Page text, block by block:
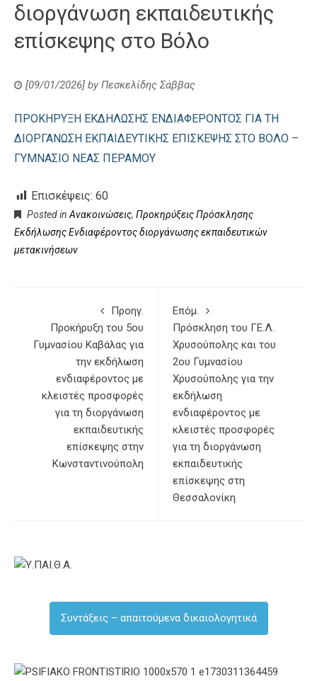
διοργάνωση εκπαιδευτικής
επίσκεψης στο Βόλο
[09/01/2026] by Πεσκελίδης Σάββας
ΠΡΟΚΗΡΥΞΗ ΕΚΔΗΛΩΣΗΣ ΕΝΔΙΑΦΕΡΟΝΤΟΣ ΓΙΑ ΤΗ
ΔΙΟΡΓΑΝΩΣΗ ΕΚΠΑΙΔΕΥΤΙΚΗΣ ΕΠΙΣΚΕΨΗΣ ΣΤΟ ΒΟΛΟ –
ΓΥΜΝΑΣΙΟ ΝΕΑΣ ΠΕΡΑΜΟΥ
Επισκέψεις: 60
Posted inΑνακοινώσεις, Προκηρύξεις Πρόσκλησης
Εκδήλωσης Ενδιαφέροντος διοργάνωσης εκπαιδευτικών
μετακινήσεων
Προηγ.
Προκήρυξη του 5ου
Γυμνασίου Καβάλας για
την εκδήλωση
ενδιαφέροντος με
κλειστές προσφορές
για τη διοργάνωση
εκπαιδευτικής
επίσκεψης στην
Κωνσταντινούπολη
Επόμ.
Πρόσκληση του ΓΕ.Λ.
Χρυσούπολης και του
2ου Γυμνασίου
Χρυσούπολης για την
εκδήλωση
ενδιαφέροντος με
κλειστές προσφορές
για τη διοργάνωση
εκπαιδευτικής
επίσκεψης στη
Θεσσαλονίκη
Συντάξεις – απαιτούμενα δικαιολογητικά